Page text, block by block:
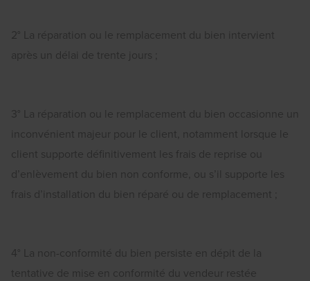
2° La réparation ou le remplacement du bien intervient
après un délai de trente jours ;
3° La réparation ou le remplacement du bien occasionne un
inconvénient majeur pour le client, notamment lorsque le
client supporte définitivement les frais de reprise ou
d’enlèvement du bien non conforme, ou s’il supporte les
frais d’installation du bien réparé ou de remplacement ;
4° La non-conformité du bien persiste en dépit de la
tentative de mise en conformité du vendeur restée